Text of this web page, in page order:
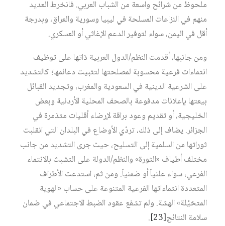
ملحوظ من شرائح واسعة من الشباب العربي. فانخرط العديد
منهم في النزاعات المسلحة في ليبيا وسورية والعراق، وبدرجة
أقل في اليمن، سواء لتوفير الدعم الإغاثي أو العسكري.
ومن جانبها، أقدمت النظم/الدول العربية ذاتها على توظيف
انتماءات فرعية محسوبة لمصلحتها لتثبيت دعائمها؛ كالتشديد
على الشرعية الدينية في السعودية والمغرب، وتجديد القبائل
بيعتها بإعلانات مدفوعة بالصحف المحلية الأردنية وبعض
الخليجية، أو تقديم وعود براقة لإرضاء أقليات متذمرة في
الجزائر. يضاف إلى ذلك، تردّي الأوضاع في البلدان التي انقلبت
ثوراتها من السلمية إلى التسليح، حيث جرى التشديد من جانب
مختلف أطياف «الثورة» والنظم/الدولة على التشبث بالانتماء
الفرعي، سواء علنياً أو ضمنياً. ومن ثم، استدعت الأطراف
المتعددة انتماءاتها الفرعية المتنوعة على حساب «الهوية
المتخيَّلة» الهشة. ولم تشفع عقود الضبط الاجتماعي في ضمان
سلامة النتائج‏[23]
.